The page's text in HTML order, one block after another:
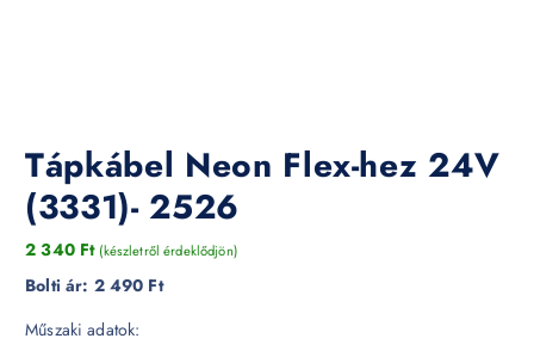
Tápkábel Neon Flex-hez 24V
(3331)- 2526
2 340 Ft (készletről érdeklődjön)
Bolti ár: 2 490 Ft
Műszaki adatok: